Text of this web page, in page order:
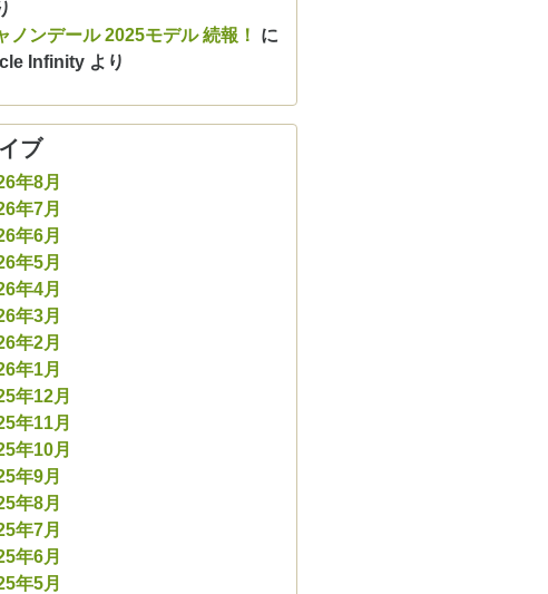
ノンデール 2025モデル 続報！
に
Infinity より
ブ
年8月
年7月
年6月
年5月
年4月
年3月
年2月
年1月
年12月
年11月
年10月
年9月
年8月
年7月
年6月
年5月